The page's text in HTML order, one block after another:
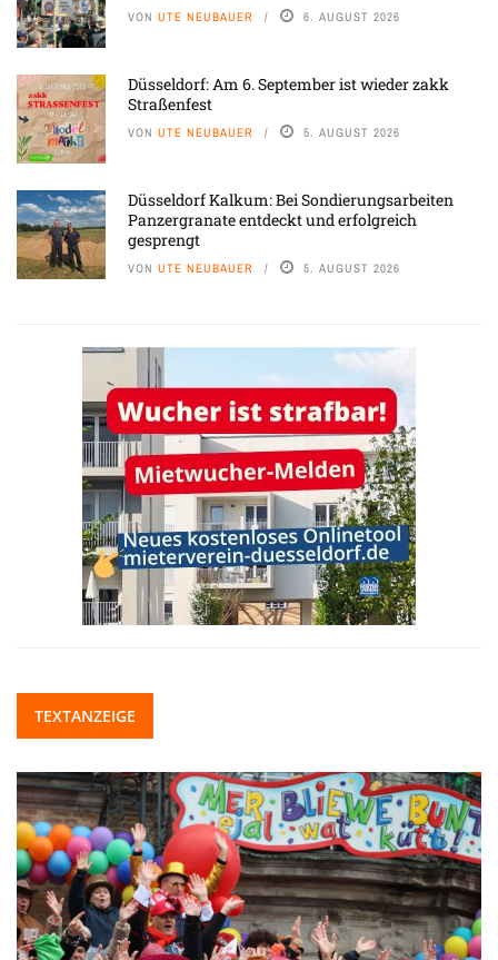
VON UTE NEUBAUER 6. AUGUST 2026
Düsseldorf: Am 6. September ist wieder zakk
Straßenfest
VON UTE NEUBAUER 5. AUGUST 2026
Düsseldorf Kalkum: Bei Sondierungsarbeiten
Panzergranate entdeckt und erfolgreich
gesprengt
VON UTE NEUBAUER 5. AUGUST 2026
TEXTANZEIGE